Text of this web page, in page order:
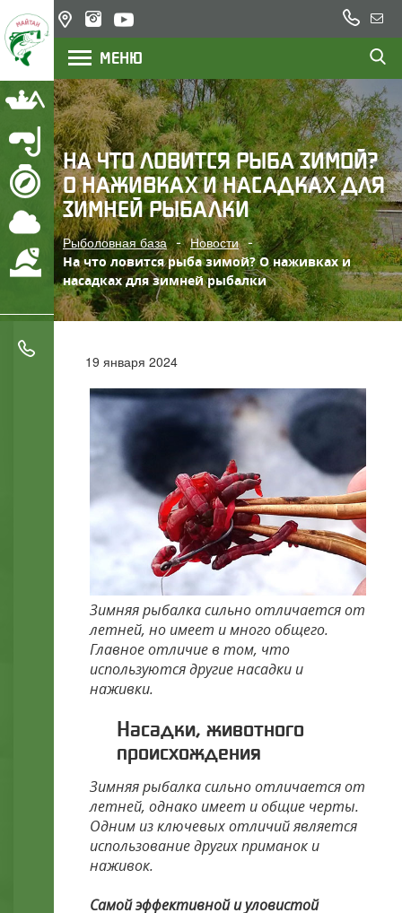
Рыбалка
Подводная охота
Маршрут
Погода
Охрана водоемов
+7 (705) 777 78 05
Казахстан,
озеро
Балхаш,
+7
(777)
200
22
23
нам
МЕНЮ
НА ЧТО ЛОВИТСЯ РЫБА ЗИМОЙ?
О НАЖИВКАХ И НАСАДКАХ ДЛЯ
ЗИМНЕЙ РЫБАЛКИ
Рыболовная база Новости
На что ловится рыба зимой? О наживках и
насадках для зимней рыбалки
19 января 2024
Зимняя рыбалка сильно отличается от
летней, но имеет и много общего.
Главное отличие в том, что
используются другие насадки и
наживки.
Насадки, животного
происхождения
Зимняя рыбалка сильно отличается от
летней, однако имеет и общие черты.
Одним из ключевых отличий является
использование других приманок и
наживок.
Самой эффективной и уловистой